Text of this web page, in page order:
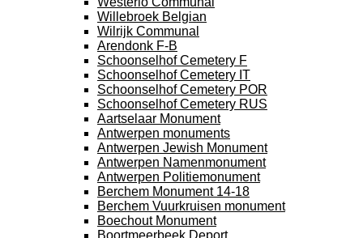
Willebroek Belgian
Wilrijk Communal
Arendonk F-B
Schoonselhof Cemetery F
Schoonselhof Cemetery IT
Schoonselhof Cemetery POR
Schoonselhof Cemetery RUS
Aartselaar Monument
Antwerpen monuments
Antwerpen Jewish Monument
Antwerpen Namenmonument
Antwerpen Politiemonument
Berchem Monument 14-18
Berchem Vuurkruisen monument
Boechout Monument
Boortmeerbeek Deport